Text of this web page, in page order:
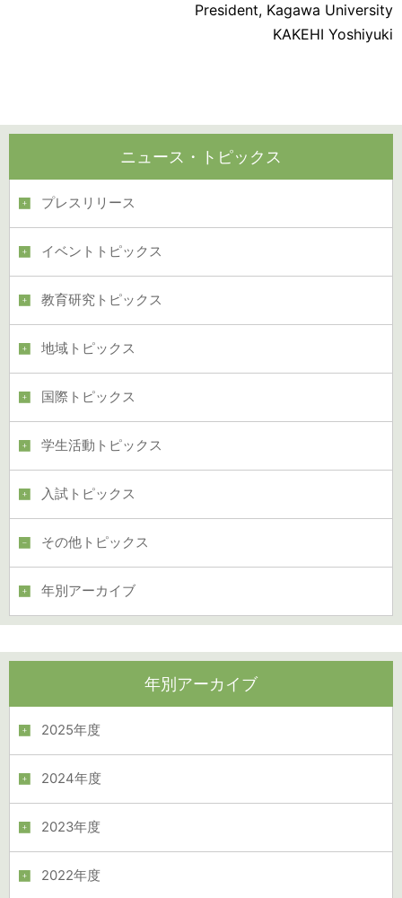
President, Kagawa University
KAKEHI Yoshiyuki
ニュース・トピックス
プレスリリース
イベントトピックス
教育研究トピックス
地域トピックス
国際トピックス
学生活動トピックス
入試トピックス
その他トピックス
年別アーカイブ
年別アーカイブ
2025年度
2024年度
2023年度
2022年度